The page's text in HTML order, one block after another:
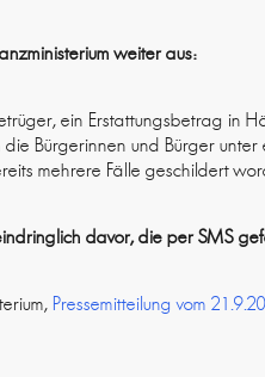
weiter aus:
ein Erstattungsbetrag in
Bürgerinnen und Bürger
mehrere Fälle geschildert
davor, die per SMS
Pressemitteilung vom